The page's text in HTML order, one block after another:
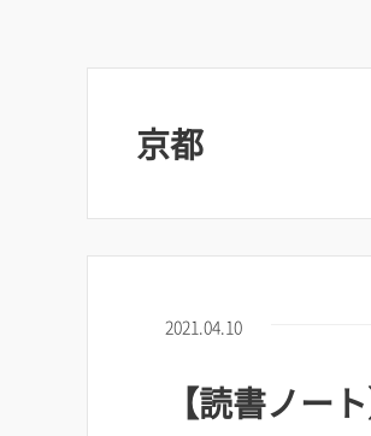
京都
2021.04.10
【読書ノー